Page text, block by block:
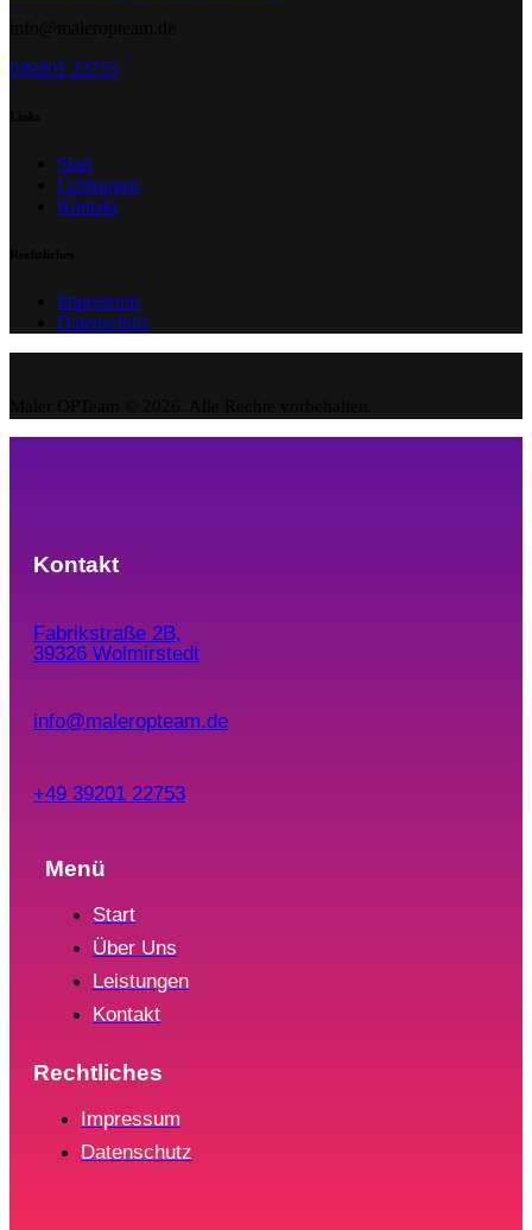
039201 22753
Start
Leistungen
Kontakt
Impressum
Datenschutz
Kontakt
Fabrikstraße 2B,
39326 Wolmirstedt
info@maleropteam.de
+49 39201 22753
Menü
Start
Über Uns
Leistungen
Kontakt
Rechtliches
Impressum
Datenschutz